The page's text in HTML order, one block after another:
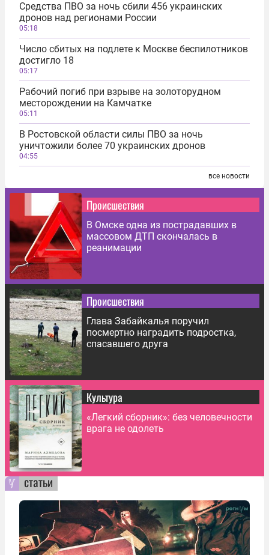
Средства ПВО за ночь сбили 456 украинских
дронов над регионами России
05:18
Число сбитых на подлете к Москве беспилотников
достигло 18
05:17
Рабочий погиб при взрыве на золоторудном
месторождении на Камчатке
05:11
В Ростовской области силы ПВО за ночь
уничтожили более 70 украинских дронов
04:55
все новости
Происшествия
В Омске одна из пострадавших в
массовом ДТП скончалась в
реанимации
Происшествия
Глава Забайкалья поручил
посмертно наградить подростка,
спасавшего друга
Культура
«Легкий сборник»: без человечности
врага не одолеть
статьи